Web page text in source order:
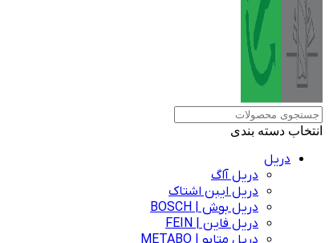
انتخاب دسته بندی
دریل
دریل آاگ
دریل ایبن اشتاک
دریل بوش | BOSCH
دریل فاین | FEIN
دریل متابو | METABO